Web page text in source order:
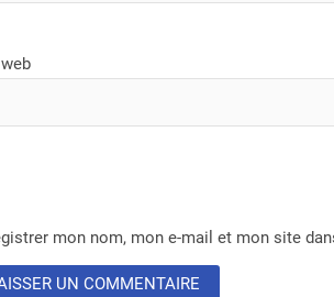
mon nom, mon e-mail et mon site